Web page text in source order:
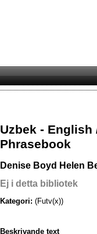
Uzbek -
Phrasebook
Denise Boyd Helen
Ej i detta bibliotek
Kategori: (Futv(x))
Beskrivande text